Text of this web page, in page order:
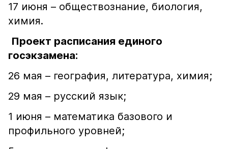
17 июня – обществознание, биология,
химия.
Проект расписания единого
госэкзамена:
26 мая – география, литература, химия;
29 мая – русский язык;
1 июня – математика базового и
профильного уровней;